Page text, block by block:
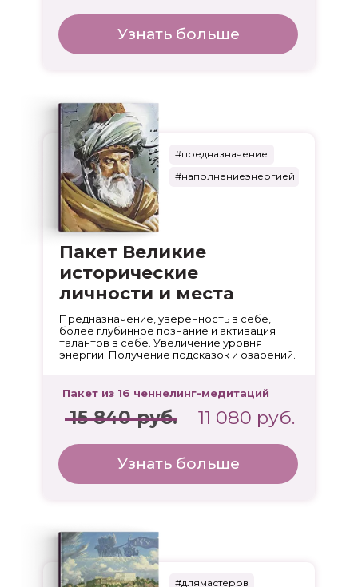
#длямастеров
Узнать больше
#предназначение
#наполнениеэнергией
Пакет Великие
исторические
личности и места
15 840 руб. 11 080 руб.
Предназначение, уверенность в себе,
более глубинное познание и активация
талантов в себе. Увеличение уровня
энергии. Получение подсказок и озарений.
Пакет из 16 ченнелинг-медитаций
Узнать больше